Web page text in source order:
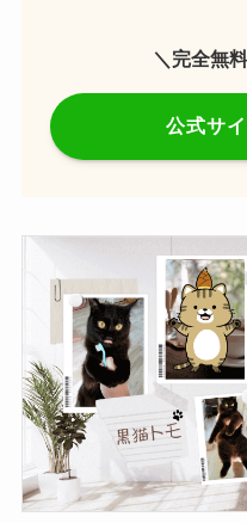
＼完全無
公式サ